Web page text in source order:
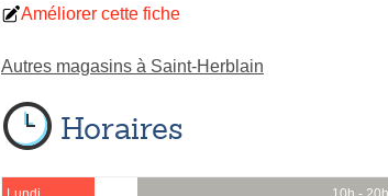
Améliorer cette fiche
Autres magasins à Saint-Herblain
Horaires